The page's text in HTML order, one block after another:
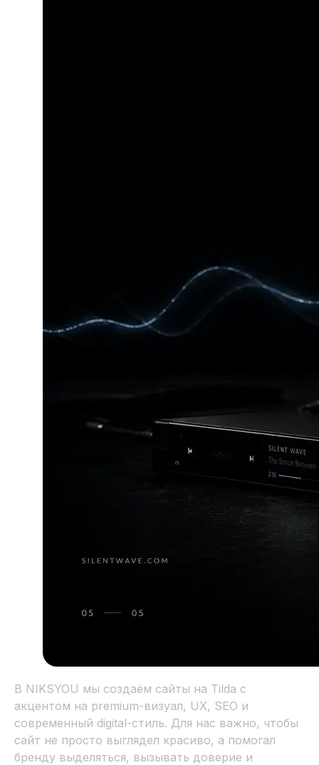
В NIKSYOU мы создаём сайты на Tilda с
акцентом на premium-визуал, UX, SEO и
современный digital-стиль. Для нас важно, чтобы
сайт не просто выглядел красиво, а помогал
бренду выделяться, вызывать доверие и